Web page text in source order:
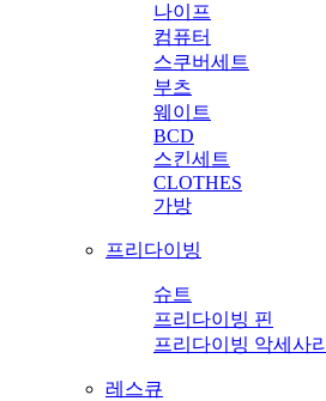
나이프
컴퓨터
스쿠버세트
부츠
웨이트
BCD
스킨세트
CLOTHES
가방
프리다이빙
슈트
프리다이빙 핀
프리다이빙 악세사리
레스큐